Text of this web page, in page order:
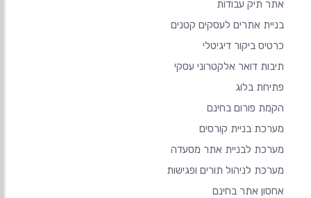
אתר תיק עבודות
בניית אתרים לעסקים קטנים
כרטיס ביקור דיגיטלי
תיבות דואר אלקטרוני עסקי
פתיחת בלוג
הקמת פורום בחינם
מערכת בניית קורסים
מערכת לבניית אתר מסעדה
מערכת לניהול תורים ופגישות
אחסון אתר בחינם